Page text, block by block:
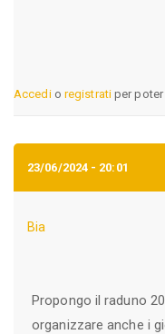
Accedio registratiper poter
23/06/2024 - 20:01
Bia
Propongo il raduno
organizzare anche i